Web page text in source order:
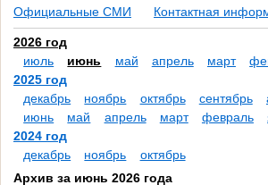
Официальные СМИ
Контактная
2026 год
июль
июнь май апрель март
2025 год
декабрь
ноябрь октябрь сентябрь
июнь
май апрель март февраль
2024 год
декабрь
ноябрь
октябрь
Архив за июнь 2026 года